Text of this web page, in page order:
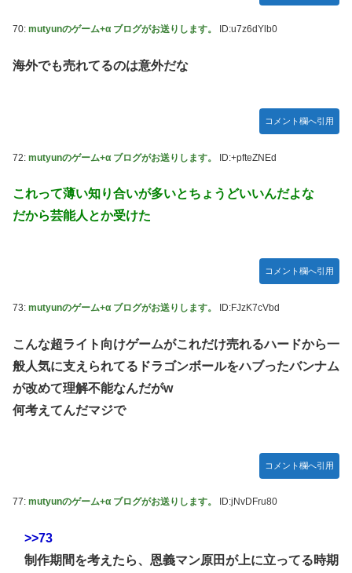
70: mutyunのゲーム+α ブログがお送りします。 ID:u7z6dYlb0
海外でも売れてるのは意外だな
コメント欄へ引用
72: mutyunのゲーム+α ブログがお送りします。 ID:+pfteZNEd
これって薄い知り合いが多いとちょうどいいんだよな
だから芸能人とか受けた
コメント欄へ引用
73: mutyunのゲーム+α ブログがお送りします。 ID:FJzK7cVbd
こんな超ライト向けゲームがこれだけ売れるハードから一
般人気に支えられてるドラゴンボールをハブったバンナム
が改めて理解不能なんだがw
何考えてんだマジで
コメント欄へ引用
77: mutyunのゲーム+α ブログがお送りします。 ID:jNvDFru80
>>73
制作期間を考えたら、恩義マン原田が上に立ってる時期